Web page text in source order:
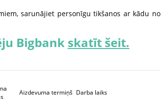
sarunājiet personīgu tikšanos ar kādu no
Bigbank skatīt šeit.
Aizdevuma termiņš Darba laiks